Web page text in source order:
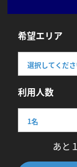
希望エリア
利用人数
あと